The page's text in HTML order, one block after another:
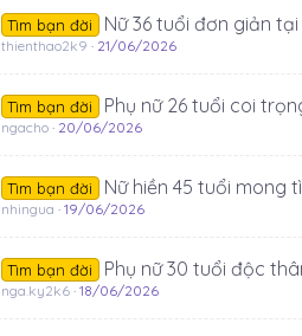
Tìm bạn đời Nữ 36 tuổi đơn giản
thienthao2k9 21/06/2026
Tìm bạn đời Phụ nữ 26 tuổi coi
ngacho 20/06/2026
Tìm bạn đời Nữ hiền 45 tuổi mong
nhingua 19/06/2026
Tìm bạn đời Phụ nữ 30 tuổi độc
nga.ky2k6 18/06/2026